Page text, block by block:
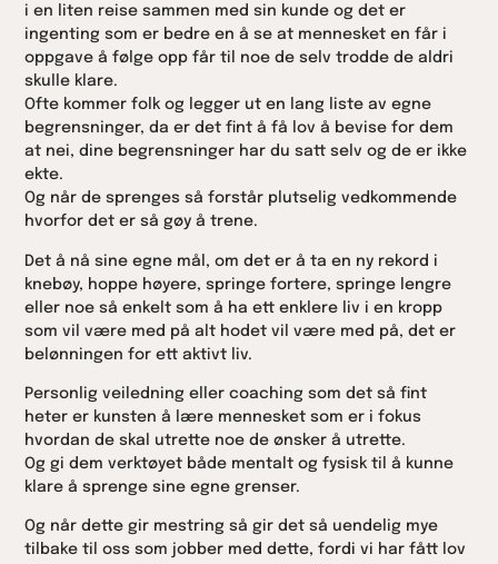
i en liten reise sammen med sin kunde og det er
ingenting som er bedre en å se at mennesket en får i
oppgave å følge opp får til noe de selv trodde de aldri
skulle klare.
Ofte kommer folk og legger ut en lang liste av egne
begrensninger, da er det fint å få lov å bevise for dem
at nei, dine begrensninger har du satt selv og de er ikke
ekte.
Og når de sprenges så forstår plutselig vedkommende
hvorfor det er så gøy å trene.
Det å nå sine egne mål, om det er å ta en ny rekord i
knebøy, hoppe høyere, springe fortere, springe lengre
eller noe så enkelt som å ha ett enklere liv i en kropp
som vil være med på alt hodet vil være med på, det er
belønningen for ett aktivt liv.
Personlig veiledning eller coaching som det så fint
heter er kunsten å lære mennesket som er i fokus
hvordan de skal utrette noe de ønsker å utrette.
Og gi dem verktøyet både mentalt og fysisk til å kunne
klare å sprenge sine egne grenser.
Og når dette gir mestring så gir det så uendelig mye
tilbake til oss som jobber med dette, fordi vi har fått lov